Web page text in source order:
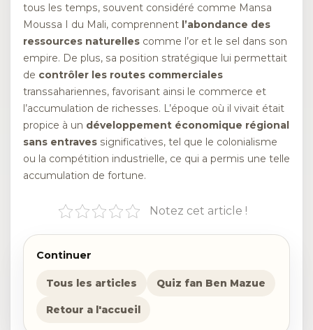
tous les temps, souvent considéré comme Mansa
Moussa I du Mali, comprennent l’abondance des
ressources naturelles comme l’or et le sel dans son
empire. De plus, sa position stratégique lui permettait
de contrôler les routes commerciales
transsahariennes, favorisant ainsi le commerce et
l’accumulation de richesses. L’époque où il vivait était
propice à un développement économique régional
sans entraves significatives, tel que le colonialisme
ou la compétition industrielle, ce qui a permis une telle
accumulation de fortune.
Notez cet article !
Continuer
Tous les articles Quiz fan Ben Mazue
Retour a l'accueil